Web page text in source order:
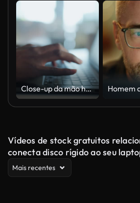
Close-up da mão humana digitando no teclado do laptop no escritório.
Vídeos de stock gratuitos
conecta disco rígido ao seu
Mais recentes